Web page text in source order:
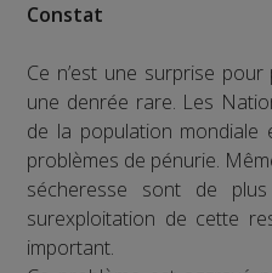
Constat
Ce n’est une surprise
une denrée rare. Les
de la population
problèmes de pénurie.
sécheresse sont de
surexploitation de cette
important.